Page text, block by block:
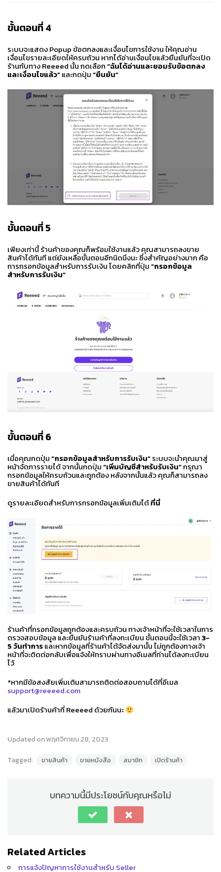
ขั้นตอนที่4
ระบบจะแสดง Popup ข้อตกลงและเงื่อนไขการใช้งาน ให้คุณอ่าน
เงื่อนไขรายละเอียดให้ครบถ้วน หากได้อ่านเงื่อนไขแล้วยืนยันที่จะเปิด
ร้านกับทาง Reeeed นั้น กดเลือก“ฉันได้อ่านและยอมรับข้อตกลง
และเงื่อนไขแล้ว”และกดปุ่ม“ยืนยัน”
ขั้นตอนที่5
เพียงเท่านี้ ร้านค้าของคุณก็พร้อมใช้งานแล้ว คุณสามารถลงขาย
สินค้าได้ทันที แต่ยังเหลือขั้นตอนอีกนิดนึงนะ ซึ่งสำคัญอย่างมาก คือ
การกรอกข้อมูลสำหรับการรับเงิน โดยคลิกที่ปุ่ม“กรอกข้อมูล
สำหรับการรับเงิน”
ขั้นตอนที่6
เมื่อคุณกดปุ่ม“กรอกข้อมูลสำหรับการรับเงิน”ระบบจะนำคุณมาสู่
หน้าจัดการรายได้ จากนั้นกดปุ่ม“เพิ่มบัญชีสำหรับรับเงิน”กรุณา
กรอกข้อมูลให้ครบถ้วนและถูกต้อง หลังจากนั้นแล้ว คุณก็สามารถลง
ขายสินค้าได้ทันที
ดูรายละเอียดสำหรับการกรอกข้อมูลเพิ่มเติมได้ที่นี่
ร้านค้าที่กรอกข้อมูลถูกต้องและครบถ้วน ทางเจ้าหน้าที่จะใช้เวลาในการ
ตรวจสอบข้อมูล และยืนยันร้านค้าที่ลงทะเบียน ขั้นตอนนี้จะใช้เวลา3-
5 วันทำการและหากข้อมูลที่ร้านค้าได้จัดส่งมานั้น ไม่ถูกต้องทางเจ้า
หน้าที่จะติดต่อกลับเพื่อแจ้งให้ทราบผ่านทางอีเมลที่ท่านได้ลงทะเบียน
ไว้
*หากมีข้อสงสัยเพิ่มเติมสามารถติดต่อสอบถามได้ที่อีเมล
support@reeeed.com
แล้วมาเปิดร้านค้าที่ Reeeed ด้วยกันนะ
Updated on พฤศจิกายน 28, 2023
Tagged:
ขายสินค้า ขายหนังสือ สมาชิก เปิดร้านค้า
บทความนี้มีประโยชน์กับคุณหรือไม่
Related Articles
การแจ้งปัญหาการใช้งานสำหรับ Seller